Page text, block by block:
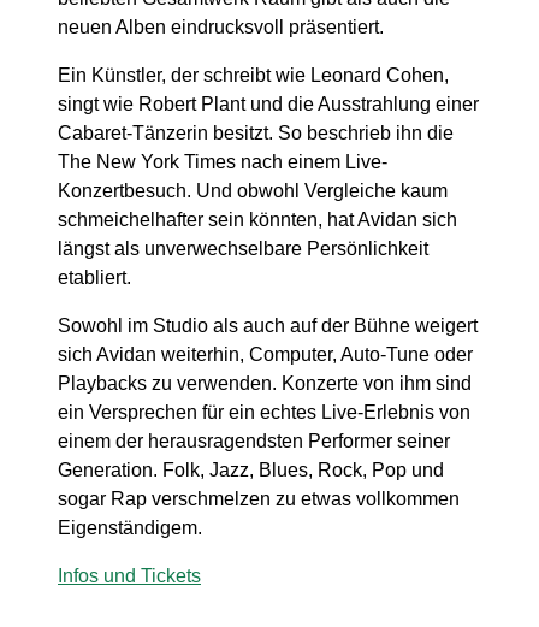
neuen Alben eindrucksvoll präsentiert.
Ein Künstler, der schreibt wie Leonard Cohen,
singt wie Robert Plant und die Ausstrahlung einer
Cabaret-Tänzerin besitzt. So beschrieb ihn die
The New York Times nach einem Live-
Konzertbesuch. Und obwohl Vergleiche kaum
schmeichelhafter sein könnten, hat Avidan sich
längst als unverwechselbare Persönlichkeit
etabliert.
Sowohl im Studio als auch auf der Bühne weigert
sich Avidan weiterhin, Computer, Auto-Tune oder
Playbacks zu verwenden. Konzerte von ihm sind
ein Versprechen für ein echtes Live-Erlebnis von
einem der herausragendsten Performer seiner
Generation. Folk, Jazz, Blues, Rock, Pop und
sogar Rap verschmelzen zu etwas vollkommen
Eigenständigem.
Infos und Tickets